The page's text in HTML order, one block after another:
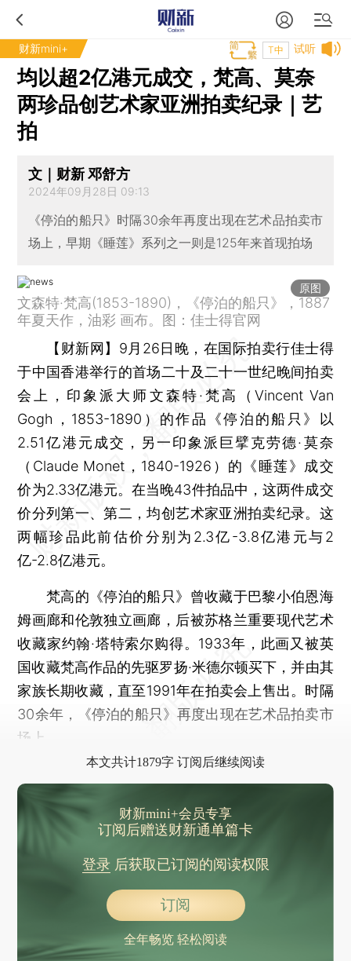
财新mini+ 试听
T中
均以超2亿港元成交，梵高、莫奈
两珍品创艺术家亚洲拍卖纪录｜艺
拍
文｜财新 邓舒方
2024年09月28日 09:13
《停泊的船只》时隔30余年再度出现在艺术品拍卖市
场上，早期《睡莲》系列之一则是125年来首现拍场
原图
文森特·梵高(1853-1890)，《停泊的船只》，1887
年夏天作，油彩 画布。图：佳士得官网
【财新网】 9月26日晚，在国际拍卖行佳士得
于中国香港举行的首场二十及二十一世纪晚间拍卖
会上，印象派大师文森特·梵高（Vincent Van
Gogh，1853-1890）的作品《停泊的船只》以
2.51亿港元成交，另一印象派巨擘克劳德·莫奈
（Claude Monet，1840-1926）的《睡莲》成交
价为2.33亿港元。在当晚43件拍品中，这两件成交
价分列第一、第二，均创艺术家亚洲拍卖纪录。这
两幅珍品此前估价分别为2.3亿-3.8亿港元与2
亿-2.8亿港元。
梵高的《停泊的船只》曾收藏于巴黎小伯恩海
姆画廊和伦敦独立画廊，后被苏格兰重要现代艺术
收藏家约翰·塔特索尔购得。1933年，此画又被英
国收藏梵高作品的先驱罗扬·米德尔顿买下，并由其
家族长期收藏，直至1991年在拍卖会上售出。时隔
30余年，《停泊的船只》再度出现在艺术品拍卖市
场上。
本文共计1879字 订阅后继续阅读
财新mini+会员专享
订阅后赠送财新通单篇卡
登录后获取已订阅的阅读权限
订阅
全年畅览 轻松阅读